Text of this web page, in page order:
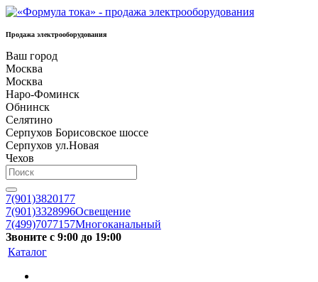
Продажа электрооборудования
Ваш город
Москва
Москва
Наро-Фоминск
Обнинск
Селятино
Серпухов Борисовское шоссе
Серпухов ул.Новая
Чехов
7(901)3820177
7(901)3328996Освещение
7(499)7077157Многоканальный
Звоните с 9:00 до 19:00
Каталог